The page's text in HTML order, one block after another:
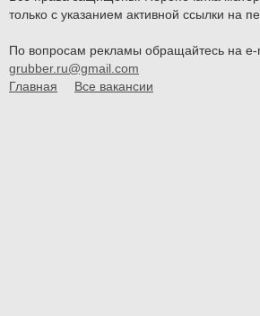
только с указанием активной ссылки на
По вопросам рекламы обращайтесь на e-
grubber.ru@gmail.com
Главная
Все вакансии